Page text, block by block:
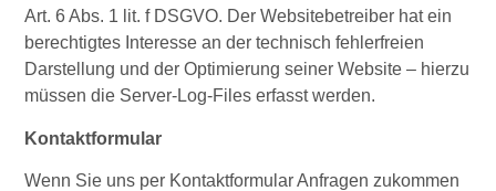
Art. 6 Abs. 1 lit. f DSGVO. Der Websitebetreiber hat ein
berechtigtes Interesse an der technisch fehlerfreien
Darstellung und der Optimierung seiner Website – hierzu
müssen die Server-Log-Files erfasst werden.
Kontaktformular
Wenn Sie uns per Kontaktformular Anfragen zukommen